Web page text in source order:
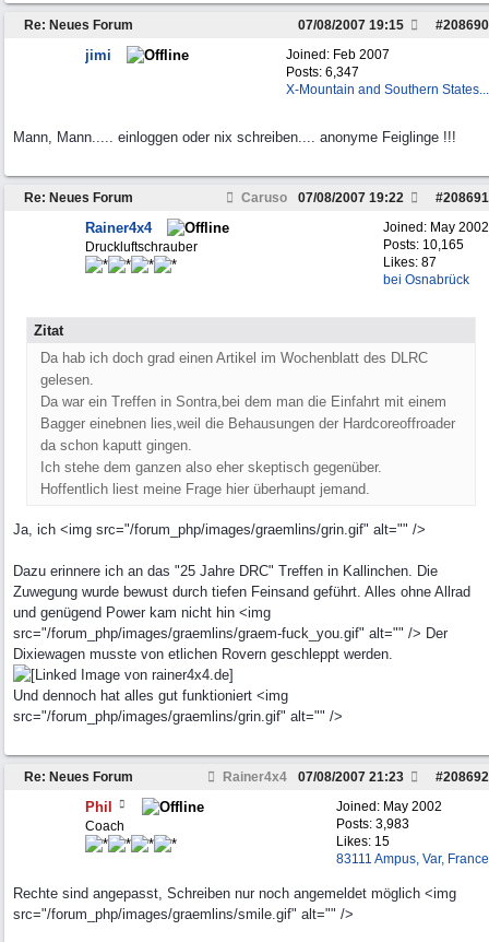
Re: Neues Forum #208690
07/08/2007 19:15
Joined: Feb 2007
Posts: 6,347
X-Mountain and Southern States...
jimi
Mann, Mann..... einloggen oder nix schreiben.... anonyme Feiglinge !!!
Re: Neues Forum Caruso #208691
07/08/2007 19:22
Joined: May 2002
Posts: 10,165
Likes: 87
bei Osnabrück
Rainer4x4
Druckluftschrauber
Zitat
Da hab ich doch grad einen Artikel im Wochenblatt des DLRC
gelesen.
Da war ein Treffen in Sontra,bei dem man die Einfahrt mit einem
Bagger einebnen lies,weil die Behausungen der Hardcoreoffroader
da schon kaputt gingen.
Ich stehe dem ganzen also eher skeptisch gegenüber.
Hoffentlich liest meine Frage hier überhaupt jemand.
Ja, ich <img src="/forum_php/images/graemlins/grin.gif" alt="" />
Dazu erinnere ich an das "25 Jahre DRC" Treffen in Kallinchen. Die
Zuwegung wurde bewust durch tiefen Feinsand geführt. Alles ohne Allrad
und genügend Power kam nicht hin <img
src="/forum_php/images/graemlins/graem-fuck_you.gif" alt="" /> Der
Dixiewagen musste von etlichen Rovern geschleppt werden.
Und dennoch hat alles gut funktioniert <img
src="/forum_php/images/graemlins/grin.gif" alt="" />
Re: Neues Forum Rainer4x4 #208692
07/08/2007 21:23
Joined: May 2002
Posts: 3,983
Likes: 15
83111 Ampus, Var, France
Phil
Coach
Rechte sind angepasst, Schreiben nur noch angemeldet möglich <img
src="/forum_php/images/graemlins/smile.gif" alt="" />